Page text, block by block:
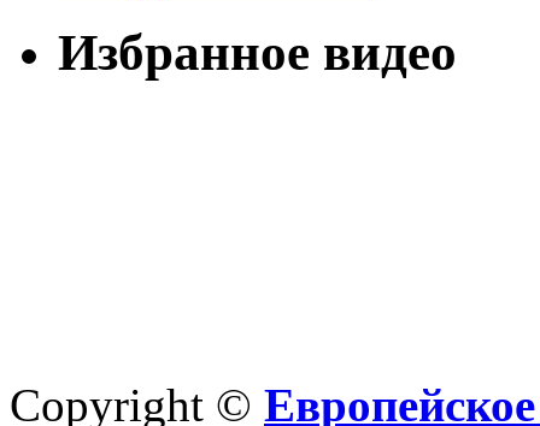
Избранное видео
Copyright ©